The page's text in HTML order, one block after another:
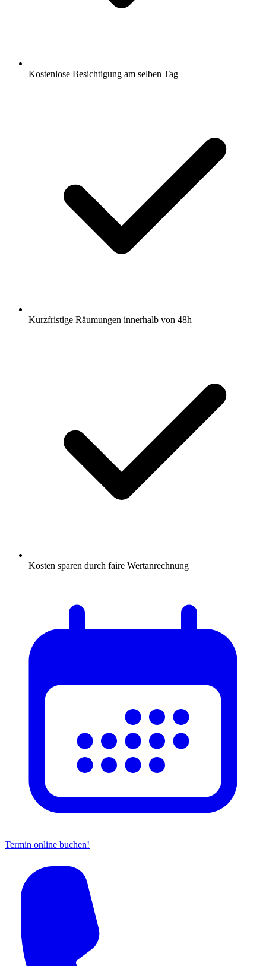
Kostenlose Besichtigung am selben Tag
Kurzfristige Räumungen innerhalb von 48h
Kosten sparen durch faire Wertanrechnung
Termin online buchen!